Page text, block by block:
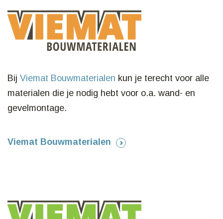
Bij Viemat Bouwmaterialen kun je terecht voor alle
materialen die je nodig hebt voor o.a. wand- en
gevelmontage.
Viemat Bouwmaterialen